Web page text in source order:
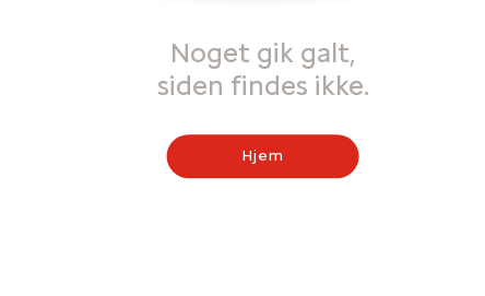
Noget gik galt,
siden findes ikke.
Hjem